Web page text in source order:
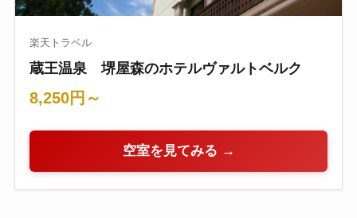
楽天トラベル
蔵王温泉 堺屋森のホテルヴァルトベルク
8,250円～
空室を見てみる →